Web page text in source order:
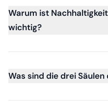
Warum ist
wichtig?
Was sind die drei